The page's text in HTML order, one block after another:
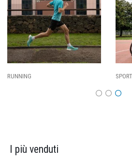
I più venduti